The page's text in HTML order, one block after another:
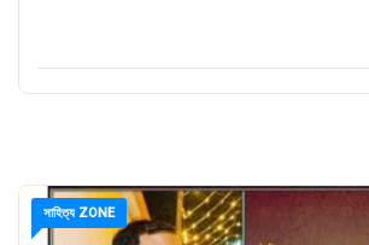
সাহিত্য ZONE